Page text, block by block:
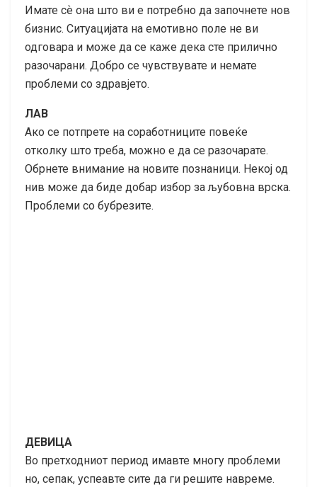
Имате сѐ она што ви е потребно да започнете нов
бизнис. Ситуацијата на емотивно поле не ви
одговара и може да се каже дека сте прилично
разочарани. Добро се чувствувате и немате
проблеми со здравјето.
ЛАВ
Ако се потпрете на соработниците повеќе
отколку што треба, можно е да се разочарате.
Обрнете внимание на новите познаници. Некој од
нив може да биде добар избор за љубовна врска.
Проблеми со бубрезите.
ДЕВИЦА
Во претходниот период имавте многу проблеми
но, сепак, успеавте сите да ги решите навреме.